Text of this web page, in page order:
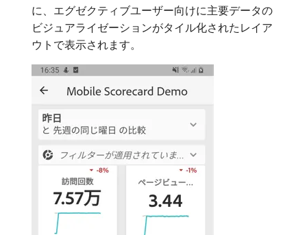
に、エグゼクティブユーザー向けに主要データの
ビジュアライゼーションがタイル化されたレイア
ウトで表示されます。